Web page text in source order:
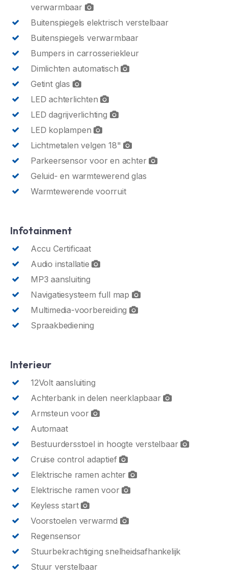
verwarmbaar
Buitenspiegels elektrisch verstelbaar
Buitenspiegels verwarmbaar
Bumpers in carrosseriekleur
Dimlichten automatisch
Getint glas
LED achterlichten
LED dagrijverlichting
LED koplampen
Lichtmetalen velgen 18"
Parkeersensor voor en achter
Geluid- en warmtewerend glas
Warmtewerende voorruit
Infotainment
Accu Certificaat
Audio installatie
MP3 aansluiting
Navigatiesysteem full map
Multimedia-voorbereiding
Spraakbediening
Interieur
12Volt aansluiting
Achterbank in delen neerklapbaar
Armsteun voor
Automaat
Bestuurdersstoel in hoogte verstelbaar
Cruise control adaptief
Elektrische ramen achter
Elektrische ramen voor
Keyless start
Voorstoelen verwarmd
Regensensor
Stuurbekrachtiging snelheidsafhankelijk
Stuur verstelbaar